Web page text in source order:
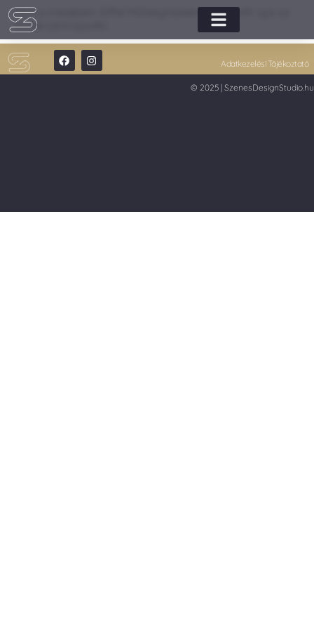
Mint a mesében: Eiffel Műhelyházként születettt újjá az
északi járműjavító
Adatkezelési Tájékoztató
© 2025 | SzenesDesignStudio.hu